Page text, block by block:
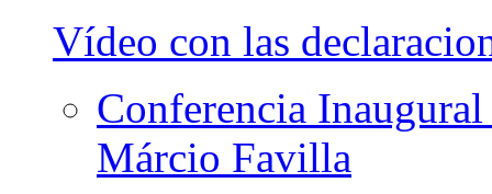
Vídeo con las
Conferencia
Márcio Favilla